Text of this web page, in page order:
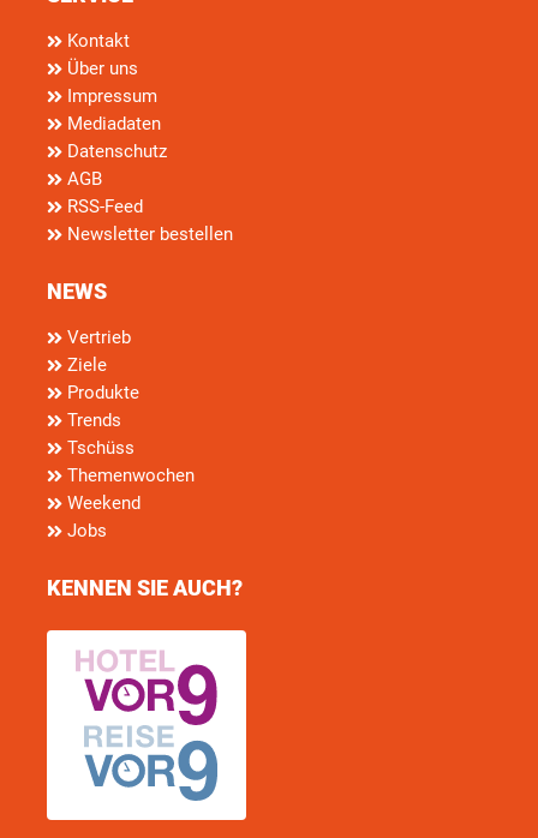
Kontakt
Über uns
Impressum
Mediadaten
Datenschutz
AGB
RSS-Feed
Newsletter bestellen
NEWS
Vertrieb
Ziele
Produkte
Trends
Tschüss
Themenwochen
Weekend
Jobs
KENNEN SIE AUCH?